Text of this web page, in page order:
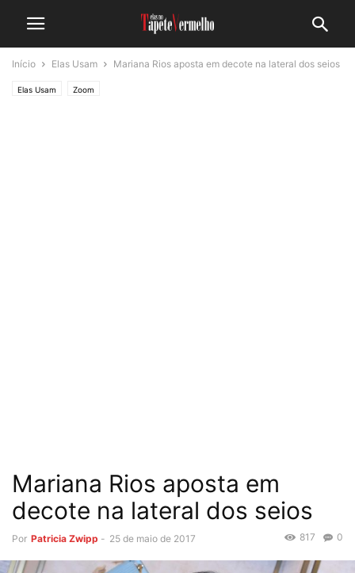
Início Elas Usam Mariana Rios aposta em decote na lateral dos seios
Elas Usam Zoom
Mariana Rios aposta em
decote na lateral dos seios
Por Patricia Zwipp - 25 de maio de 2017 0
817